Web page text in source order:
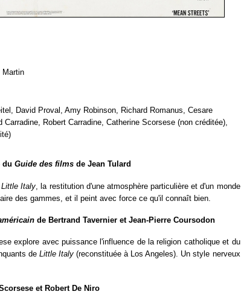
Martin
David Proval, Amy Robinson, Richard Romanus, Cesare
Carradine, Robert Carradine, Catherine Scorsese (non créditée),
duGuide des films de Jean Tulard
Little Italy , la restitution d'une atmosphère particulière et d'un monde
des gammes, et il peint avec force ce qu'il connaît bien.
de Bertrand Tavernier et Jean-Pierre Coursodon
explore avec puissance l'influence de la religion catholique et du
deLittle Italy (reconstituée à Los Angeles). Un style nerveux
et Robert De Niro